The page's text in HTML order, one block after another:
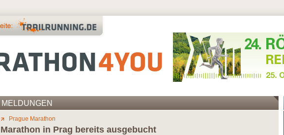
MELDUNGEN
Prague Marathon
Marathon in Prag bereits ausgebucht